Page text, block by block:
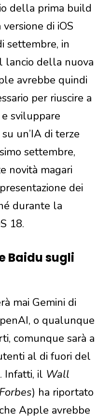
della prima build
di iOS
settembre, in
lancio della nuova
avrebbe quindi
per riuscire a
sviluppare
un’IA di terze
settembre,
novità magari
dei
durante la
18.
Baidu sugli
mai Gemini di
o qualunque
comunque sarà a
al di fuori del
Infatti, il Wall
Forbes) ha riportato
Apple avrebbe